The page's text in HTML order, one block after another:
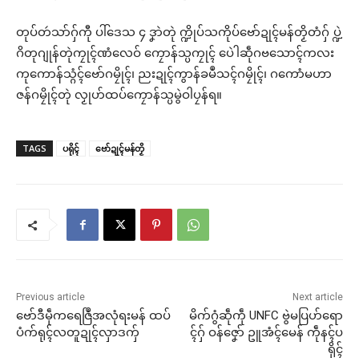
တုပ်တဴသာ်ဂှ်ကီု ပါ်ဒေသ ၄ ဒၞာဲတုဲ က္ဍိုပ်သကိုပ်ဗော်ဍုၚ်မန်တၟိတံဂှ် ပ္ဍဲ
ဂိတုဂျုန်တုဲကၠုၚ်ဏံလေဝ် ကၠောန်သ္ပကၠုၚ် ပေဲါဆဵုဂဗသောၚ်ကလး
ကုကောန်သ္ဂံၚ်ဗော်ဂမၠိုၚ်၊ ညးဍုၚ်ကွာန်ခမဳသၚ်ဂမၠိုၚ်၊ ဂကောံမဟာ
ဇန်ဂမၠိုၚ်တုဲ လၟုဟ်ထပ်ကၠောန်သ္ပမွဲဝါပၠန်ရ။
TAGS ပရိုၚ် ဗော်ဍုၚ်မန်တၟိ
Previous article
ဗော်ဒီမဵုကရေဇြဳအလုံရးမန် ထပ်
ပံက်ရုၚ်လတူဍုၚ်လှာဒကှ်
Next article
မိက်ဂွံဆဵုကဵု UNFC ဗွဲမပြဟ်ရော
ၚ်ဂှ် ဝန်ဇၞော် ဥူအံၚ်မေန် ကဵုနၚ်ပ
ရိုၚ်